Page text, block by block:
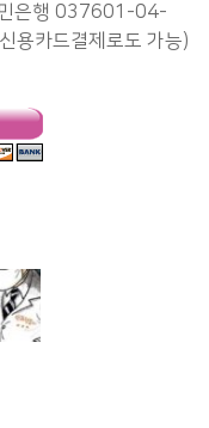
민은행 037601-04-
용카드결제로도 가능)